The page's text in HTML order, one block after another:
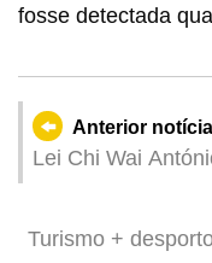
fosse detectada
Anterior notícia
Lei Chi Wai
Permanente do
Turismo +